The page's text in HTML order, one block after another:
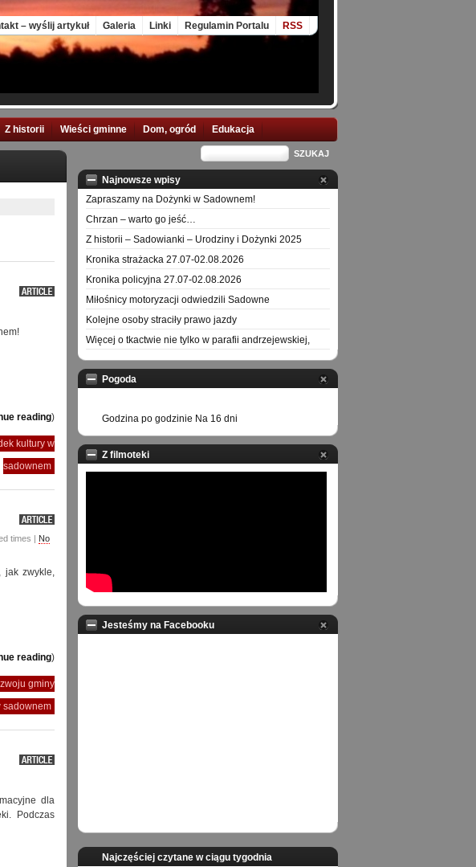
– wyślij artykuł Galeria Linki Regulamin Portalu RSS
Z historii Wieści gminne Dom, ogród Edukacja
reading)
kultury w
sadownem
times | No
jak zwykle,
reading)
gminy
sadownem
dla
Podczas
Najnowsze wpisy
Zapraszamy na Dożynki w Sadownem!
Chrzan – warto go jeść…
Z historii – Sadowianki – Urodziny i Dożynki 2025
Kronika strażacka 27.07-02.08.2026
Kronika policyjna 27.07-02.08.2026
Miłośnicy motoryzacji odwiedzili Sadowne
Kolejne osoby straciły prawo jazdy
Więcej o tkactwie nie tylko w parafii andrzejewskiej,
Pogoda
Godzina po godzinie Na 16 dni
Z filmoteki
Jesteśmy na Facebooku
Najczęściej czytane w ciągu tygodnia